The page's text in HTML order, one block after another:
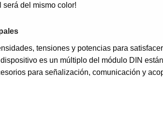
será del mismo color!
tensiones y potencias para
es un múltiplo del módulo DIN
para señalización, comunicación y